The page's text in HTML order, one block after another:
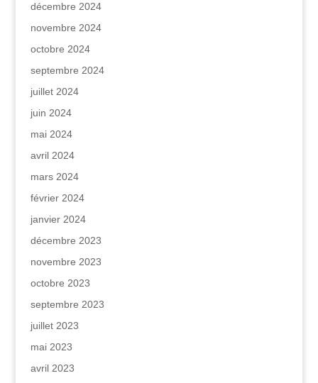
décembre 2024
novembre 2024
octobre 2024
septembre 2024
juillet 2024
juin 2024
mai 2024
avril 2024
mars 2024
février 2024
janvier 2024
décembre 2023
novembre 2023
octobre 2023
septembre 2023
juillet 2023
mai 2023
avril 2023